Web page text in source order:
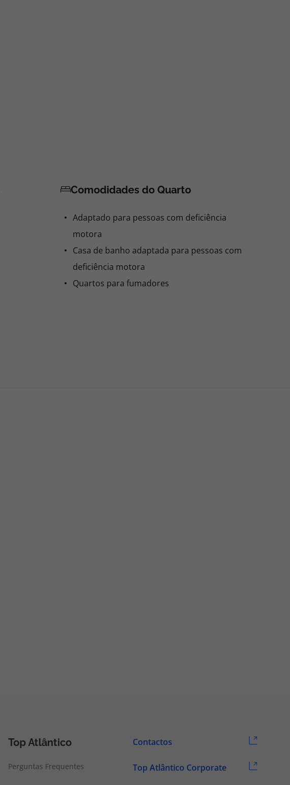
Comodidades do Quarto
Adaptado para pessoas com deficiência
motora
Casa de banho adaptada para pessoas com
deficiência motora
Quartos para fumadores
Top Atlântico
Perguntas Frequentes
Contactos
Top Atlântico Corporate